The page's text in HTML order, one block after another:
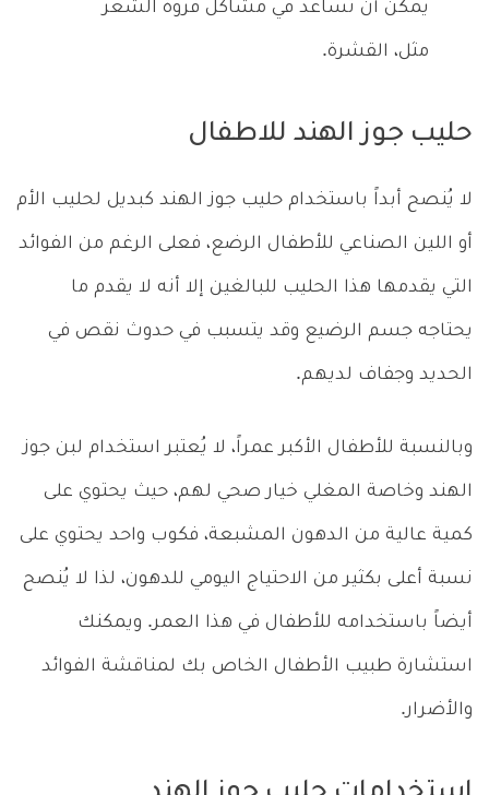
يمكن أن تساعد في مشاكل فروة الشعر
مثل، القشرة.
حليب جوز الهند للاطفال
لا يُنصح أبداً باستخدام حليب جوز الهند كبديل لحليب الأم
أو اللين الصناعي للأطفال الرضع، فعلى الرغم من الفوائد
التي يقدمها هذا الحليب للبالغين إلا أنه لا يقدم ما
يحتاجه جسم الرضيع وقد يتسبب في حدوث نقص في
الحديد وجفاف لديهم.
وبالنسبة للأطفال الأكبر عمراً، لا يُعتبر استخدام لبن جوز
الهند وخاصة المغلي خيار صحي لهم، حيث يحتوي على
كمية عالية من الدهون المشبعة، فكوب واحد يحتوي على
نسبة أعلى بكثير من الاحتياج اليومي للدهون، لذا لا يُنصح
أيضاً باستخدامه للأطفال في هذا العمر. ويمكنك
استشارة طبيب الأطفال الخاص بك لمناقشة الفوائد
والأضرار.